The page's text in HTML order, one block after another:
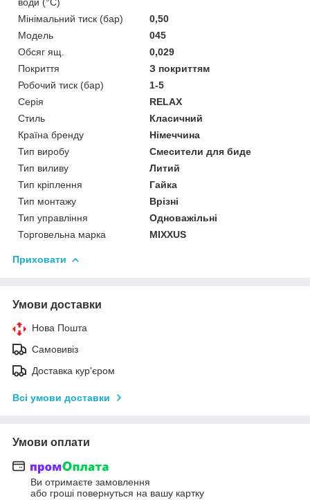
Мінімальний тиск (бар)
0,50
Мoдель
045
Обсяг ящ.
0,029
Покриття
З покриттям
Робочий тиск (бар)
1-5
Серія
RELAX
Стиль
Класичний
Країна бренду
Німеччина
Тип виробу
Смесители для биде
Тип виливу
Литий
Тип кріплення
Гайка
Тип монтажу
Врізні
Тип управління
Одноважільні
Торговельна марка
MIXXUS
Приховати
Умови доставки
Нова Пошта
Самовивіз
Доставка кур'єром
Всі умови доставки
Умови оплати
Ви отримаєте замовлення
або гроші повернуться на вашу картку